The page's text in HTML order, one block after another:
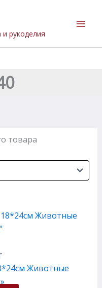
рукоделия
товара
Животные